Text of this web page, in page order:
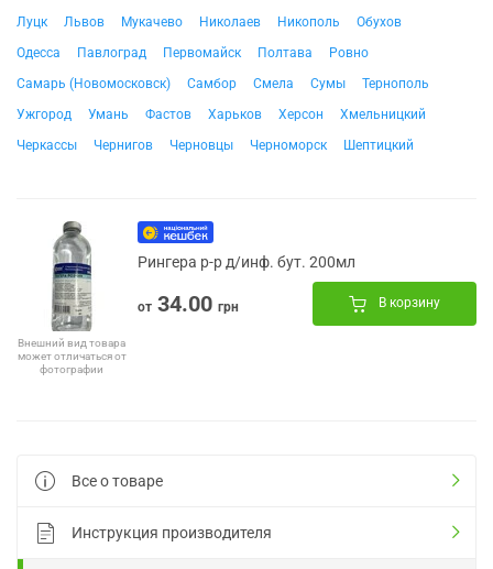
Луцк
Львов Мукачево Николаев Никополь
Обухов
Одесса
Павлоград Первомайск Полтава
Ровно
Самарь (Новомосковск)
Самбор Смела Сумы
Тернополь
Ужгород
Умань Фастов Харьков Херсон
Хмельницкий
Черкассы
Чернигов Черновцы Черноморск Шептицкий
Внешний вид товара
может отличаться от
фотографии
Рингера р-р д/инф. бут. 200мл
от 34.00 грн В корзину
Все о товаре
Инструкция производителя